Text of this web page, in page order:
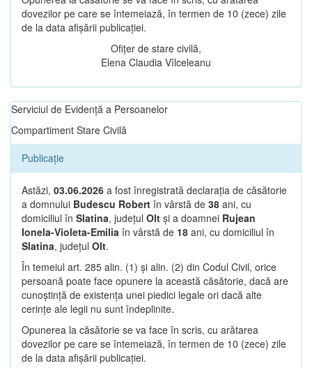
dovezilor pe care se întemeiază, în termen de 10 (zece) zile
de la data afișării publicației.
Ofițer de stare civilă,
Elena Claudia Vîlceleanu
Serviciul de Evidență a Persoanelor
Compartiment Stare Civilă
Publicație
Astăzi, 03.06.2026 a fost înregistrată declarația de căsătorie
a domnului Budescu Robert în vârstă de 38 ani, cu
domiciliul în Slatina, județul Olt și a doamnei Rujean
Ionela-Violeta-Emilia în vârstă de 18 ani, cu domiciliul în
Slatina, județul Olt.
În temeiul art. 285 alin. (1) și alin. (2) din Codul Civil, orice
persoană poate face opunere la această căsătorie, dacă are
cunoștință de existența unei piedici legale ori dacă alte
cerințe ale legii nu sunt îndeplinite.
Opunerea la căsătorie se va face în scris, cu arătarea
dovezilor pe care se întemeiază, în termen de 10 (zece) zile
de la data afișării publicației.